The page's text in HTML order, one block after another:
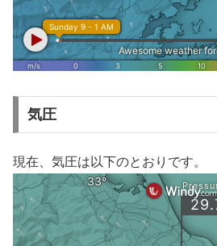
気圧
現在、気圧は以下のとおりです。